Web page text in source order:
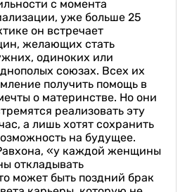
с момента
уже больше 25
он встречает
желающих стать
одиноких или
союзах. Всех их
получить помощь в
о материнстве. Но они
реализовать эту
а лишь хотят сохранить
на будущее.
«у каждой женщины
откладывать
может быть поздний брак